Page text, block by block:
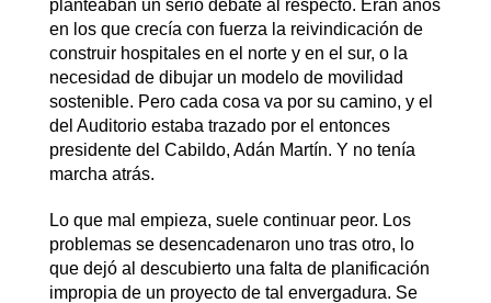
planteaban un serio debate al respecto. Eran años
en los que crecía con fuerza la reivindicación de
construir hospitales en el norte y en el sur, o la
necesidad de dibujar un modelo de movilidad
sostenible. Pero cada cosa va por su camino, y el
del Auditorio estaba trazado por el entonces
presidente del Cabildo, Adán Martín. Y no tenía
marcha atrás.
Lo que mal empieza, suele continuar peor. Los
problemas se desencadenaron uno tras otro, lo
que dejó al descubierto una falta de planificación
impropia de un proyecto de tal envergadura. Se